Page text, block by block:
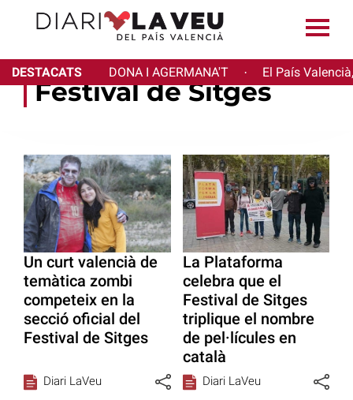
DESTACATS DONA I AGERMANA'T · El País
Festival de Sitges
Un curt valencià de
temàtica zombi
competeix en la
secció oficial del
Festival de Sitges
Diari LaVeu
La Plataforma
celebra que el
Festival de Sitges
triplique el nombre
de pel·lícules en
català
Diari LaVeu